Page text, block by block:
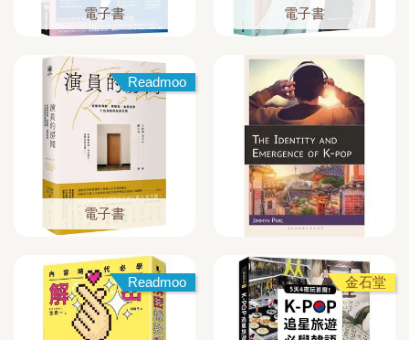
電子書 電子書
Readmoo
電子書
Readmoo 金石堂